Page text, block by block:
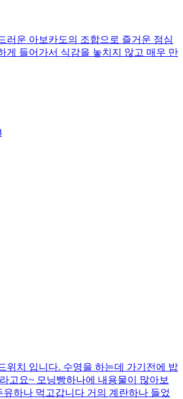
러운 아보카도의 조합으로 즐거운 점심
게 들어가서 식감을 놓치지 않고 매우 만
위치 입니다. 수영을 하는데 가기전에 밥
고요~ 모닝빵하나에 내용물이 많아보
유하나 먹고갑니다 거의 계란하나 들었